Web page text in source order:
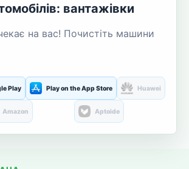
вантажівки
на вас! Почистіть машини
Play Play on the App Store Huawei
Amazon Aptoide